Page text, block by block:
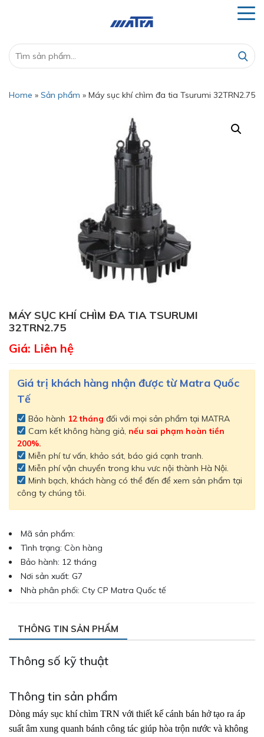
Home » Sản phẩm » Máy sục khí chìm đa tia Tsurumi 32TRN2.75
MÁY SỤC KHÍ CHÌM ĐA TIA TSURUMI
32TRN2.75
Giá: Liên hệ
Giá trị khách hàng nhận được từ Matra Quốc
Tế
Bảo hành 12 tháng đối với mọi sản phẩm tại MATRA
Cam kết không hàng giả, nếu sai phạm hoàn tiền
200%.
Miễn phí tư vấn, khảo sát, báo giá cạnh tranh.
Miễn phí vận chuyển trong khu vưc nội thành Hà Nội.
Minh bạch, khách hàng có thể đến để xem sản phẩm tại
công ty chúng tôi.
Mã sản phẩm:
Tình trạng: Còn hàng
Bảo hành: 12 tháng
Nơi sản xuất: G7
Nhà phân phối: Cty CP Matra Quốc tế
THÔNG TIN SẢN PHẨM
Thông số kỹ thuật
Thông tin sản phẩm
Dòng máy sục khí chìm TRN với thiết kế cánh bán hở tạo ra áp
suất âm xung quanh bánh công tác giúp hòa trộn nước và không